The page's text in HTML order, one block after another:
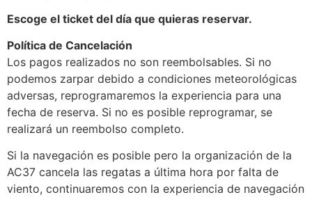
Escoge el ticket del día que quieras reservar.
Política de Cancelación
Los pagos realizados no son reembolsables. Si no
podemos zarpar debido a condiciones meteorológicas
adversas, reprogramaremos la experiencia para una
fecha de reserva. Si no es posible reprogramar, se
realizará un reembolso completo.
Si la navegación es posible pero la organización de la
AC37 cancela las regatas a última hora por falta de
viento, continuaremos con la experiencia de navegación